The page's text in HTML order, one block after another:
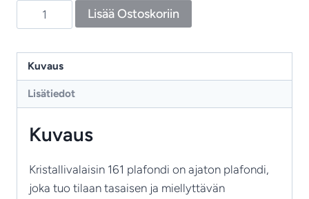
Kristalliplafondi
161
ajaton
kristalliplafondi
määrä
Lisää Ostoskoriin
Kuvaus
Lisätiedot
Kuvaus
Kristallivalaisin 161 plafondi on ajaton plafondi,
joka tuo tilaan tasaisen ja miellyttävän